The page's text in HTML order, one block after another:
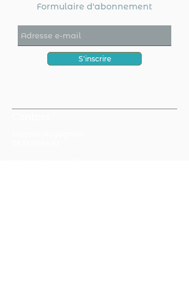
Formulaire d'abonnement
S'inscrire